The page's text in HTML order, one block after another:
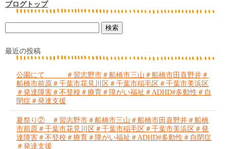
ブログトップ
最近の投稿
公園にて ＃習志野市＃船橋市三山＃船橋市田喜野井＃
船橋市前原＃千葉市花見川区＃千葉市稲毛区＃千葉市美浜区
＃発達障害＃不登校＃療育＃障がい福祉＃ADHD#多動性＃自
閉症＃発達支援
夏祭り② ＃習志野市＃船橋市三山＃船橋市田喜野井＃船橋
市前原＃千葉市花見川区＃千葉市稲毛区＃千葉市美浜区＃発
達障害＃不登校＃療育＃障がい福祉＃ADHD#多動性＃自閉症
＃発達支援